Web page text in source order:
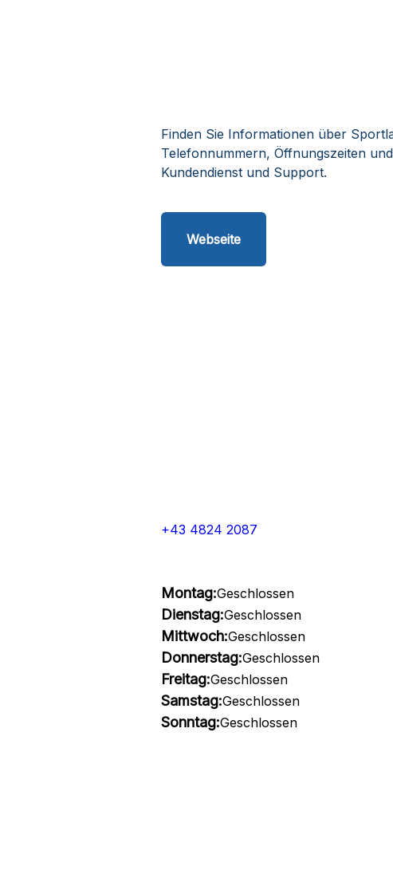
Finden Sie Informationen über
Telefonnummern, Öffnungszeiten
Kundendienst und Support.
Webseite
+43 4824 2087
Montag:Geschlossen
Dienstag:Geschlossen
Mittwoch:Geschlossen
Donnerstag:Geschlossen
Freitag:Geschlossen
Samstag:Geschlossen
Sonntag:Geschlossen